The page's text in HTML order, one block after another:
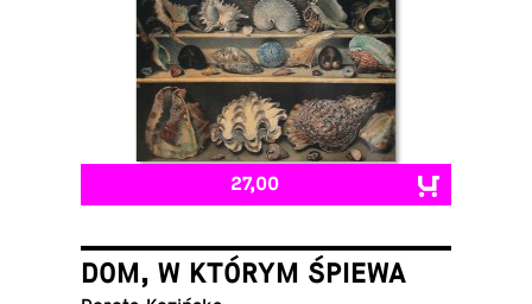
27,00
DOM, W KTÓRYM ŚPIEWA